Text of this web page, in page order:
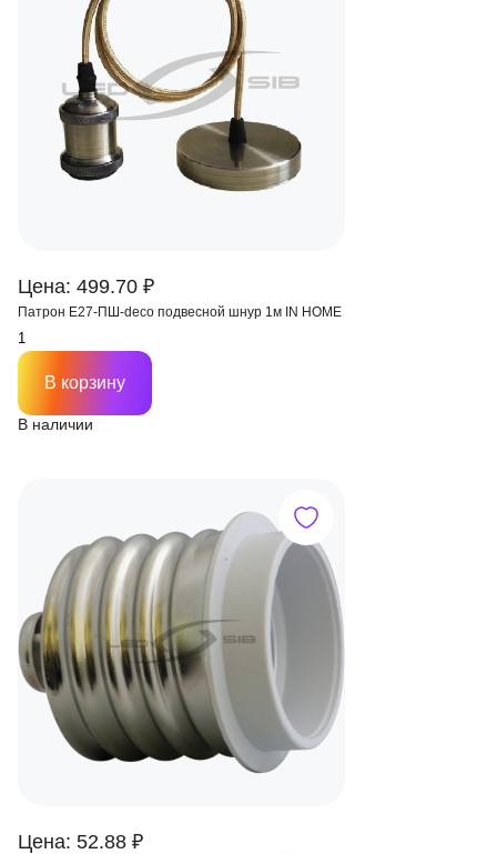
Цена: 499.70 ₽
Патрон Е27-ПШ-deco подвесной шнур 1м IN HOME
В наличии
В корзину
Цена: 52.88 ₽